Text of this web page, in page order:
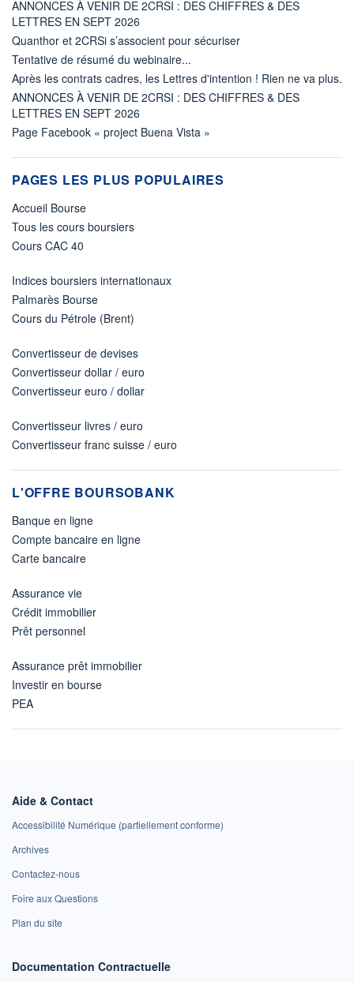
ANNONCES À VENIR DE 2CRSI : DES CHIFFRES & DES
LETTRES EN SEPT 2026
Quanthor et 2CRSi s’associent pour sécuriser
Tentative de résumé du webinaire...
Après les contrats cadres, les Lettres d'intention ! Rien ne va plus.
ANNONCES À VENIR DE 2CRSI : DES CHIFFRES & DES
LETTRES EN SEPT 2026
Page Facebook « project Buena Vista »
PAGES LES PLUS POPULAIRES
Accueil Bourse
Tous les cours boursiers
Cours CAC 40
Indices boursiers internationaux
Palmarès Bourse
Cours du Pétrole (Brent)
Convertisseur de devises
Convertisseur dollar / euro
Convertisseur euro / dollar
Convertisseur livres / euro
Convertisseur franc suisse / euro
L'OFFRE BOURSOBANK
Banque en ligne
Compte bancaire en ligne
Carte bancaire
Assurance vie
Crédit immobilier
Prêt personnel
Assurance prêt immobilier
Investir en bourse
PEA
Aide & Contact
Accessibilité Numérique (partiellement conforme)
Archives
Contactez-nous
Foire aux Questions
Plan du site
Documentation Contractuelle